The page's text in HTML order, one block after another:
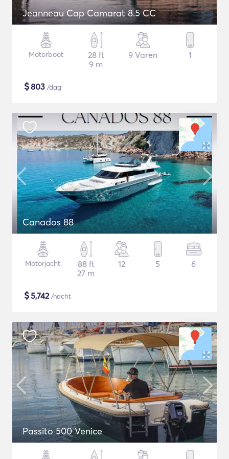
Jeanneau Cap Camarat 8.5 CC
Motorboot
28 ft
9 m
9 Varen 1
$803 /dag
Canados 88
Motorjacht
88 ft
27 m
12 5 6
$5,742/nacht
Passito 500 Venice